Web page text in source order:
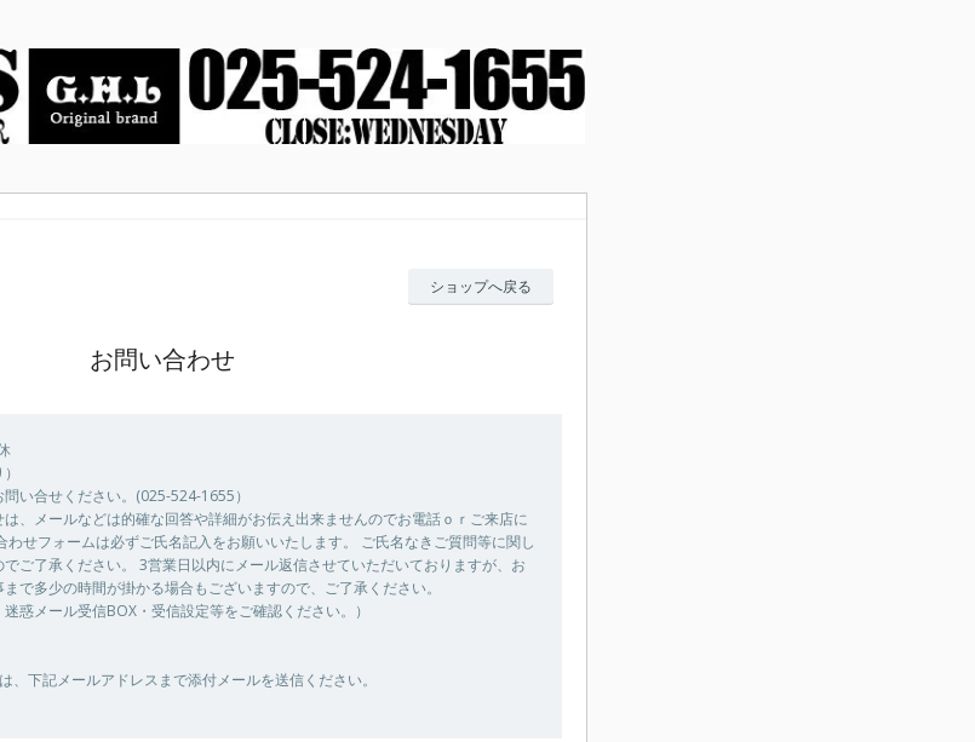
ショップへ戻る
お問い合わせ
い合せください。(025-524-1655）
、メールなどは的確な回答や詳細がお伝え出来ませんのでお電話ｏｒご来店に
せフォームは必ずご氏名記入をお願いいたします。 ご氏名なきご質問等に関し
ご了承ください。 3営業日以内にメール返信させていただいておりますが、お
で多少の時間が掛かる場合もございますので、ご了承ください。
惑メール受信BOX・受信設定等をご確認ください。）
、下記メールアドレスまで添付メールを送信ください。